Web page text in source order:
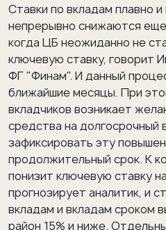
Ставки по вкладам плавно и
непрерывно снижаются
когда ЦБ неожиданно не
ключевую ставку, говорит
ФГ "Финам". И данный
ближайшие месяцы. При
вкладчиков возникает
средства на долгосрочный
зафиксировать эту
продолжительный срок. К
понизит ключевую ставку
прогнозирует аналитик, и
вкладам и вкладам сроком
район 15% и ниже.